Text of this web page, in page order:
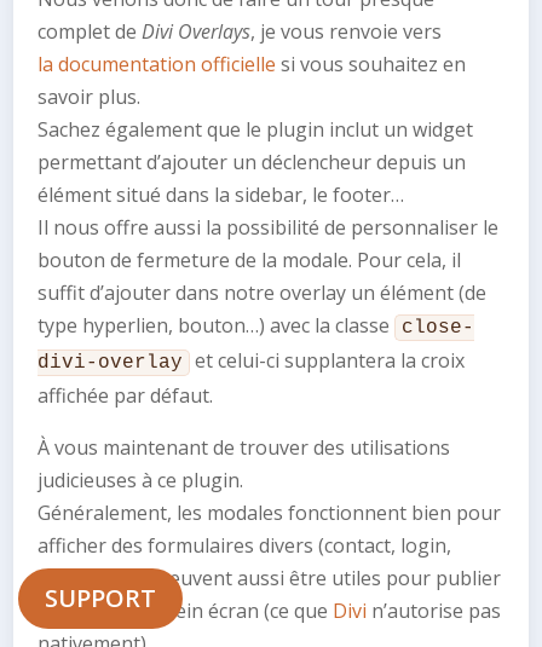
complet deDivi Overlays, je vous renvoie vers
la documentation officielle si vous souhaitez en
savoir plus.
Sachez également que le plugin inclut un widget
permettant d’ajouter un déclencheur depuis un
élément situé dans la sidebar, le footer…
Il nous offre aussi la possibilité de personnaliser le
bouton de fermeture de la modale. Pour cela, il
suffit d’ajouter dans notre overlay un élément (de
type hyperlien, bouton…) avec la classe close-
divi-overlay
et celui-ci supplantera la croix
affichée par défaut.
À vous maintenant de trouver des utilisations
judicieuses à ce plugin.
Généralement, les modales fonctionnent bien pour
afficher des formulaires divers (contact, login,
optin…) mais peuvent aussi être utiles pour publier
une vidéo en plein écran (ce que Divi n’autorise pas
SUPPORT